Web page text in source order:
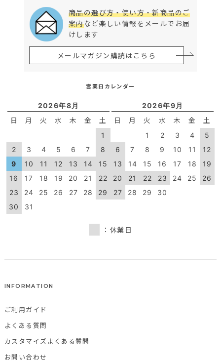
商品の選び方・使い方・新商品のご
案内など楽しい情報をメールでお届
けします
メールマガジン購読はこちら
営業日カレンダー
2026年8月
日 月 火 水 木 金 土
1
2
3 4 5 6 7
8
9
10 11 12 13 14
15
16
17 18 19 20 21
22
23
24 25 26 27 28
29
30
31
2026年9月
日 月 火 水 木 金 土
1 2 3 4
5
6
7 8 9 10 11
12
13
14 15 16 17 18
19
20
21 22 23 24 25
26
27
28 29 30
：休業日
INFORMATION
ご利用ガイド
よくある質問
カスタマイズよくある質問
お問い合わせ